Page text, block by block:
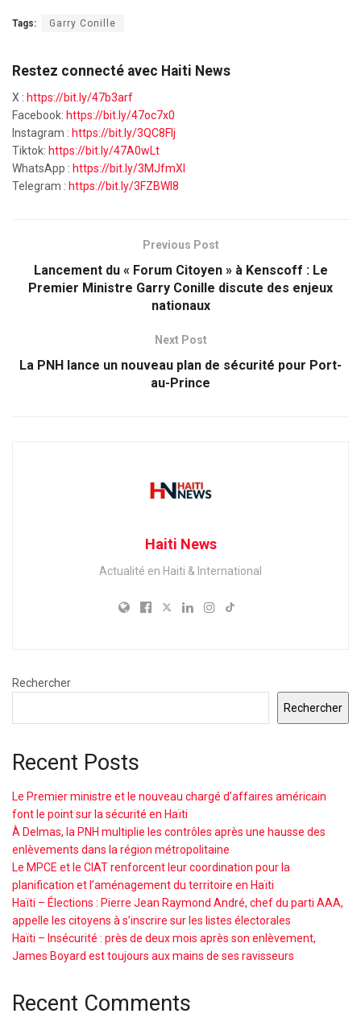
Tags: Garry Conille
Restez connecté avec Haiti News
X : https://bit.ly/47b3arf
Facebook: https://bit.ly/47oc7x0
Instagram : https://bit.ly/3QC8FIj
Tiktok: https://bit.ly/47A0wLt
WhatsApp : https://bit.ly/3MJfmXI
Telegram : https://bit.ly/3FZBWI8
Previous Post
Lancement du « Forum Citoyen » à Kenscoff : Le
Premier Ministre Garry Conille discute des enjeux
nationaux
Next Post
La PNH lance un nouveau plan de sécurité pour Port-
au-Prince
Haiti News
Actualité en Haiti & International
Rechercher
Rechercher
Recent Posts
Le Premier ministre et le nouveau chargé d’affaires américain
font le point sur la sécurité en Haïti
À Delmas, la PNH multiplie les contrôles après une hausse des
enlèvements dans la région métropolitaine
Le MPCE et le CIAT renforcent leur coordination pour la
planification et l’aménagement du territoire en Haïti
Haïti – Élections : Pierre Jean Raymond André, chef du parti AAA,
appelle les citoyens à s’inscrire sur les listes électorales
Haïti – Insécurité : près de deux mois après son enlèvement,
James Boyard est toujours aux mains de ses ravisseurs
Recent Comments